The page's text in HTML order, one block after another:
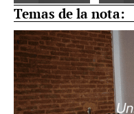
Temas de la nota: